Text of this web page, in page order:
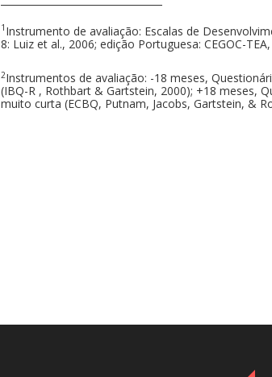
1 Instrumento de avaliação: Escalas de
8: Luiz et al., 2006; edição Portuguesa: CEGOC-
2Instrumentos de avaliação: -18 meses,
(IBQ-R , Rothbart & Gartstein, 2000); +18 meses,
muito curta (ECBQ, Putnam, Jacobs, Gartstein, &